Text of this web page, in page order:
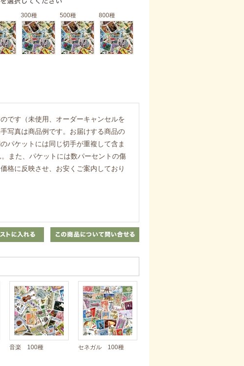
300種 500種 800種
です（未使用、オーダーキャンセルを
写真は商品例です。お届けする商品の
パケットには同じ切手が重複して含ま
また、パケットには数パーセントの傷
格に反映させ、お安くご案内しており
音楽 100種 セネガル 100種